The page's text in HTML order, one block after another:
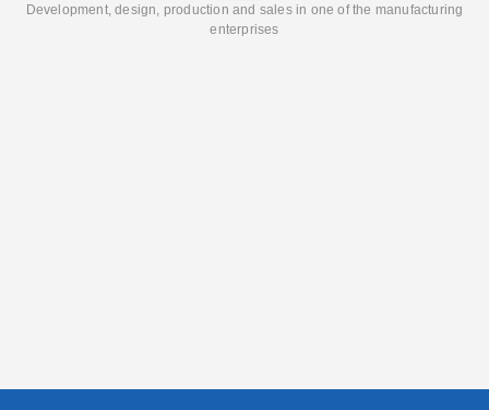
Development, design, production and sales in one of the manufacturing
enterprises